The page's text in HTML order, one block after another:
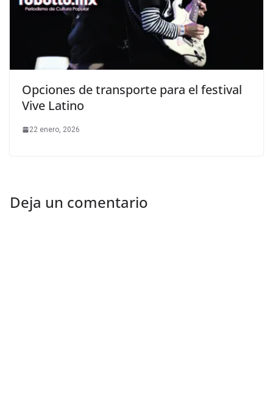
Opciones de transporte para el festival
Vive Latino
22 enero, 2026
Deja un comentario